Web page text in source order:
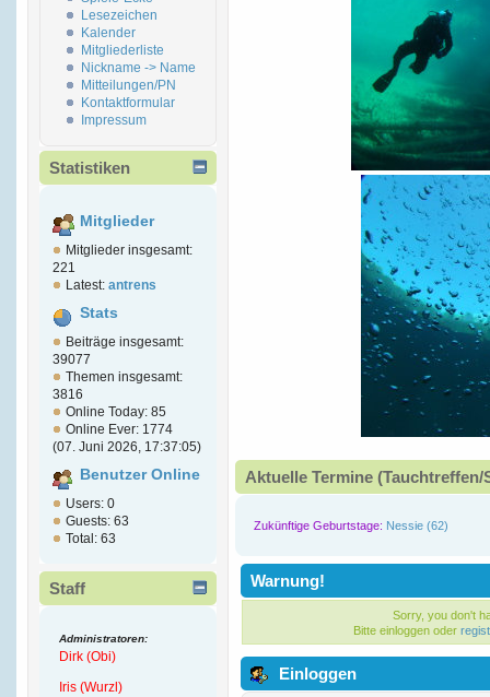
Lesezeichen
Kalender
Mitgliederliste
Nickname -> Name
Mitteilungen/PN
Kontaktformular
Impressum
Statistiken
Mitglieder
Mitglieder insgesamt:
221
Latest: antrens
Stats
Beiträge insgesamt:
39077
Themen insgesamt:
3816
Online Today: 85
Online Ever: 1774
(07. Juni 2026, 17:37:05)
Benutzer Online
Users: 0
Guests: 63
Total: 63
Staff
Administratoren:
Dirk (Obi)
Iris (Wurzl)
Aktuelle Termine
Zukünftige Geburtstage: Nessie (62)
Warnung!
Sorry, you don't
Bitte einloggen oder
Einloggen